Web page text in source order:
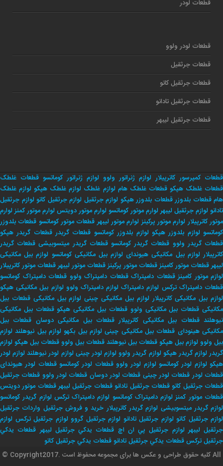
قطعات لودر
قطعات لودر ولوو
قطعات جرثقیل
قطعات جرثقیل کاتو
قطعات جرثقیل تادانو
قطعات جرثقیل لیبهر
قطعات کمپرسور کاترپیلار لوازم ژنراتور ولوو لوازم ژنراتور کوماتسو قطعات غلطک
قطعات غلطک هپکو قطعات غلطک هام لوازم غلطک لوازم غلطک هپکو لوازم غلطک
هام قطعات بلدوزر قطعات بلدوزر هپکو لوازم جرثقیل لوازم جرثقیل کاتو لوازم جرثقیل
تادانو لوازم جرثقیل لیبهر لوارم موتور کوماتسو لوارم موتور دویتس لوارم موتور کمنز لوارم
موتور کاترپیلار لوارم موتور پرکینز لوارم موتور لیبهر قطعات موتور کوماتسو قطعات بلدوزر
کوماتسو لوازم بلدوزر هپکو لوازم بلدوزر کوماتسو قطعات گریدر قطعات گریدر هپکو
قطعات گریدر ولوو قطعات گریدر کوماتسو قطعات گریدر میتسوبیشی قطعات گریدر
کاترپیلار لوازم بیل مکانیکی هیوندای لوازم بیل مکانیکی کوماتسو لوازم بیل مکانیکی
لیبهرقطعات موتور کامینزقطعات موتور پرکینزقطعات موتور لیبهرقطعات موتور کاترپیلار
لوازم موتور کامینز قطعات دامپتراک قطعات دامپتراک ولوو قطعات دامپتراک کوماتسو
قطعات دامپتراک ترکس لوازم دامپتراک لوازم دامپتراک ولوو لوازم بیل مکانیکی هپکو
لوازم بیل مکانیکی کاترپیلار لوازم بیل مکانیکی چینی لوازم بیل مکانیکی قطعات بیل
مکانیکی قطعات بیل مکانیکی ولوو قطعات بیل مکانیکی هپکو قطعات بیل مکانیکی
نیوهلند قطعات بیل مکانیکی کاترپیلار قطعات بیل مکانیکی دوسان قطعات بیل
مکانیکی هینودای قطعات بیل مکانیکی چینی لوازم بیل بکهو لوازم بیل نیوهلند لوازم
بیل ولوو لوازم بیل هپکوقطعات بیل نیوهلندقطعات بیل ولووقطعات بیل هپکو لوازم
گریدر لوازم گریدر هپکو لوازم گریدر ولوو لوازم لودر چینی لوازم لودر نیوهلند لوازم لودر
هپکو لوازم لودر کوماتسو لوازم لودر ولوو قطعات لودر کوماتسو قطعات لودر هیوندای
قطعات لودر قطعات لودر چینی قطعات لودر دوسان قطعات لودر ولوو قطعات جرثقیل
قطعات جرثقیل کاتوقطعات جرثقیل تادانوقطعات جرثقیل لیبهرقطعات موتور دویتس
قطعات موتور کمنز لوازم دامپتراک کوماتسو لوازم دامپتراک ترکس لوازم گریدر کوماتسو
لوازم گریدر میتسوبیشی لوازم گریدر کاترپیلار خريد و فروش جرثقيل واردات جرثقيل
لوازم جرثقيل كاتو لوازم جرثقيل تادانو لوازم جرثقيل گروو لوازم جرثقيل تركس لوازم
جرثقيل ليبهر لوازم جرثقيل پي ان اچ قطعات يدكي جرثقيل ليبهر قطعات يدكي
جرثقيل تركسقطعات يدكي جرثقيل تادانوقطعات يدكي جرثقيل كاتو
© Copyrightکلیه حقوق طراحی و عکس ها برای مجموعه محفوظ است .2017 All